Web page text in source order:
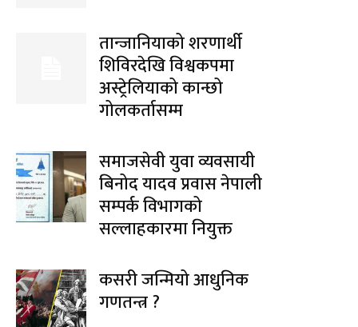
तान्जानियाको शरणार्थी
शिविरदेखि विश्वकपमा
अस्ट्रेलियाको कान्छो
गोलकर्तासम्म
समाजसेवी युवा व्यवसायी
बिनोद यादव प्रवास नेपाली
सम्पर्क विभागको
सल्लाहकारमा नियुक्त
कसरी जन्मियो आधुनिक
गणतन्त्र ?